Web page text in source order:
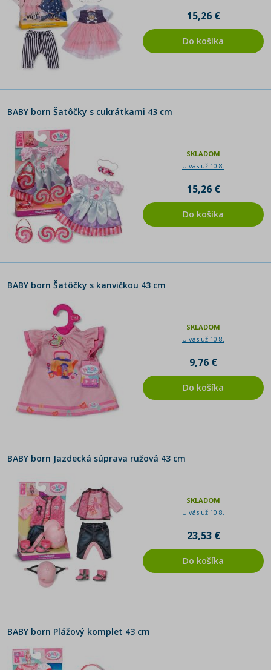
15,26 €
Do košíka
BABY born Šatôčky s cukrátkami 43 cm
SKLADOM
U vás už 10.8.
15,26 €
Do košíka
BABY born Šatôčky s kanvičkou 43 cm
SKLADOM
U vás už 10.8.
9,76 €
Do košíka
BABY born Jazdecká súprava ružová 43 cm
SKLADOM
U vás už 10.8.
23,53 €
Do košíka
BABY born Plážový komplet 43 cm